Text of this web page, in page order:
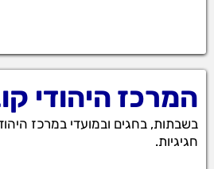
המרכז היהודי
בשבתות, בחגים ובמועדי במרכז
חגיגיות.